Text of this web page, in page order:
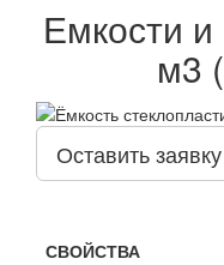
Емкости
м3
Оставить заявку
СВОЙСТВА